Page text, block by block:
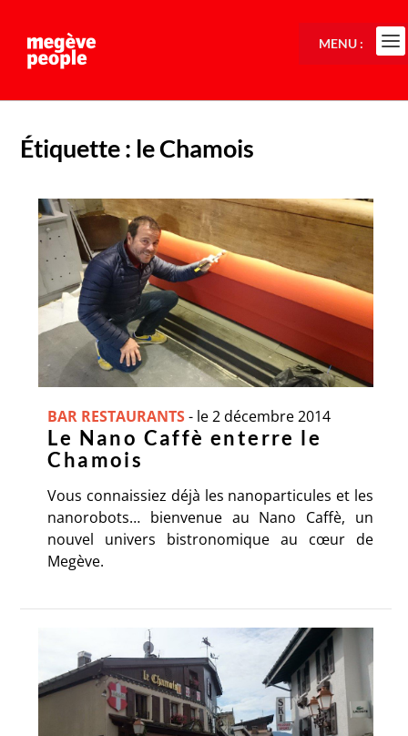
Étiquette : le Chamois
BAR RESTAURANTS- le 2 décembre 2014
Le Nano Caffè enterre le
Chamois
Vous connaissiez déjà les nanoparticules et les
nanorobots… bienvenue au Nano Caffè, un
nouvel univers bistronomique au cœur de
Megève.
MENU :